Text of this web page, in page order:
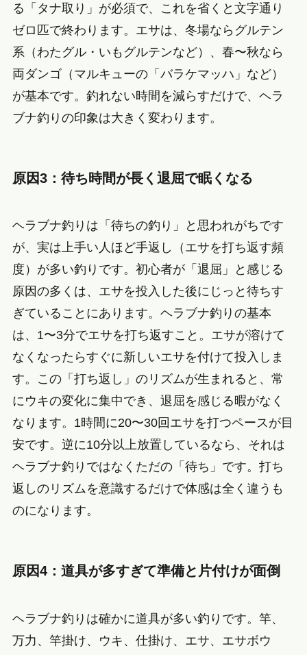
る「タナ取り」が必須で、これを省くと文字通り
ゼロ匹で終わります。エサは、冬場ならグルテン
系（わたグル・いもグルテンなど）、春〜秋なら
両ダンゴ（マルキューの「バラケマッハ」など）
が基本です。釣れない時間を減らすだけで、ヘラ
ブナ釣りの印象は大きく変わります。
原因3：待ち時間が長く退屈で眠くなる
ヘラブナ釣りは「待ちの釣り」と思われがちです
が、実は上手い人ほど手返し（エサを打ち返す頻
度）が多い釣りです。初心者が「退屈」と感じる
原因の多くは、エサを投入した後にじっと待ちす
ぎていることにあります。ヘラブナ釣りの基本
は、1〜3分でエサを打ち返すこと。エサが溶けて
なくなったらすぐに新しいエサを付けて投入しま
す。この「打ち返し」のリズムが生まれると、常
にウキの変化に集中でき、退屈を感じる暇がなく
なります。1時間に20〜30回エサを打つペースが目
安です。逆に10分以上放置しているなら、それは
ヘラブナ釣りではなくただの「待ち」です。打ち
返しのリズムを意識するだけで体感は全く違うも
のになります。
原因4：道具が多すぎて準備と片付けが面倒
ヘラブナ釣りは確かに道具が多い釣りです。竿、
万力、竿掛け、ウキ、仕掛け、エサ、エサボウ